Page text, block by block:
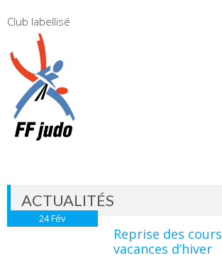
Club labellisé
ACTUALITÉS
24Fév
Reprise des
vacances d’hiver